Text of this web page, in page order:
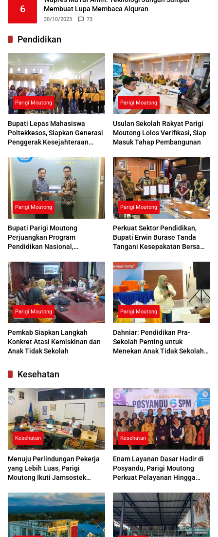
6
Membuat Lupa Membaca Alquran
30/10/2023 73
Pendidikan
Parigi Moutong
Bupati Lepas Mahasiswa
Poltekkesos, Siapkan Generasi
Penggerak Kesejahteraan
Parigi Moutong
Usulan Sekolah Rakyat Parigi
Moutong Lolos Verifikasi, Siap
Masuk Tahap Pembangunan
Parigi Moutong
Bupati Parigi Moutong
Perjuangkan Program
Pendidikan Nasional,
Respons Positif
Parigi Moutong
Perkuat Sektor Pendidikan,
Bupati Erwin Burase Tanda
Tangani Kesepakatan Bersama
Parigi Moutong
Pemkab Siapkan Langkah
Konkret Atasi Kemiskinan dan
Anak Tidak Sekolah
Parigi Moutong
Dahniar: Pendidikan Pra-
Sekolah Penting untuk
Menekan Anak Tidak Sekolah
Kesehatan
Kesehatan
Menuju Perlindungan Pekerja
yang Lebih Luas, Parigi
Moutong Ikuti Jamsostek
Kesehatan
Enam Layanan Dasar Hadir di
Posyandu, Parigi Moutong
Perkuat Pelayanan Hingga